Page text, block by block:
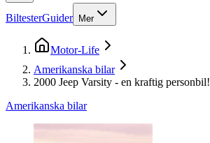
BiltesterGuider Mer
Motor-Life
Amerikanska bilar
2000 Jeep Varsity - en kraftig personbil!
Amerikanska bilar